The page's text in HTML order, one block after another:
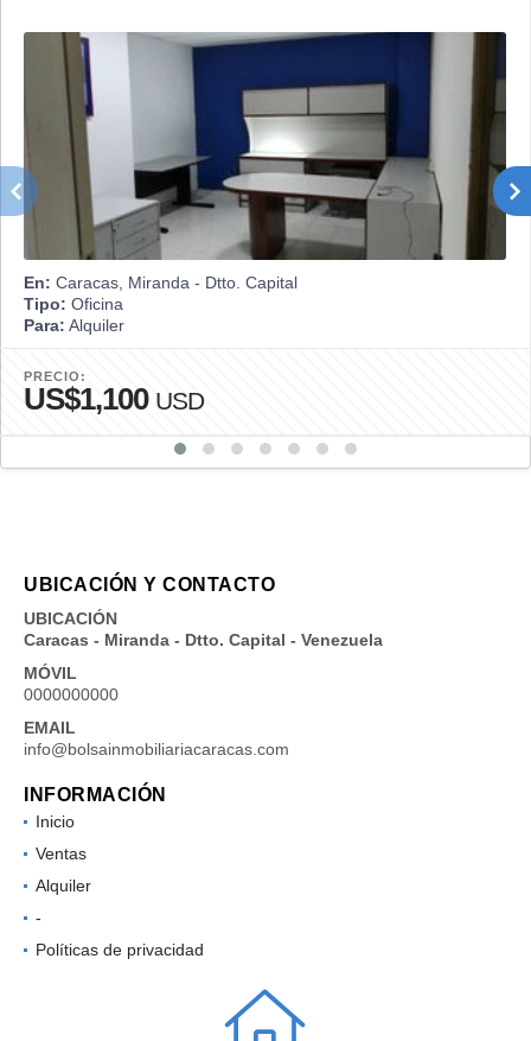
En: Caracas, Miranda - Dtto. Capital
Tipo: Oficina
Para: Alquiler
PRECIO:
US$1,100 USD
UBICACIÓN Y CONTACTO
UBICACIÓN
Caracas - Miranda - Dtto. Capital - Venezuela
MÓVIL
0000000000
EMAIL
info@bolsainmobiliariacaracas.com
INFORMACIÓN
Inicio
Ventas
Alquiler
-
Políticas de privacidad